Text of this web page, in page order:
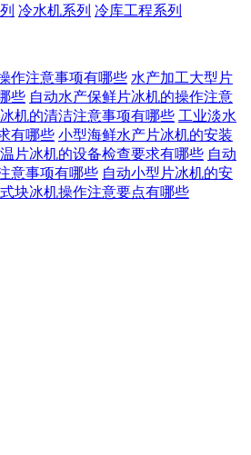
冷水机系列 冷库工程系列
作注意事项有哪些 水产加工大型片
些 自动水产保鲜片冰机的操作注意
机的清洁注意事项有哪些 工业淡水
有哪些 小型海鲜水产片冰机的安装
片冰机的设备检查要求有哪些 自动
意事项有哪些 自动小型片冰机的安
块冰机操作注意要点有哪些